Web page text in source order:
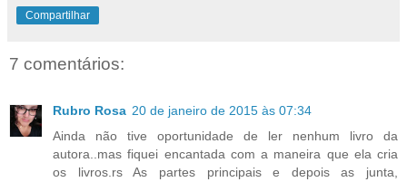
Compartilhar
7 comentários:
Rubro Rosa 20 de janeiro de 2015 às 07:34
Ainda não tive oportunidade de ler nenhum livro da
autora..mas fiquei encantada com a maneira que ela cria
os livros.rs As partes principais e depois as junta,